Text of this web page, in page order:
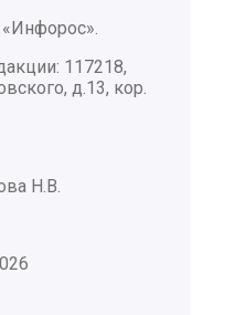
117218,
д.13, кор.
Н.В.